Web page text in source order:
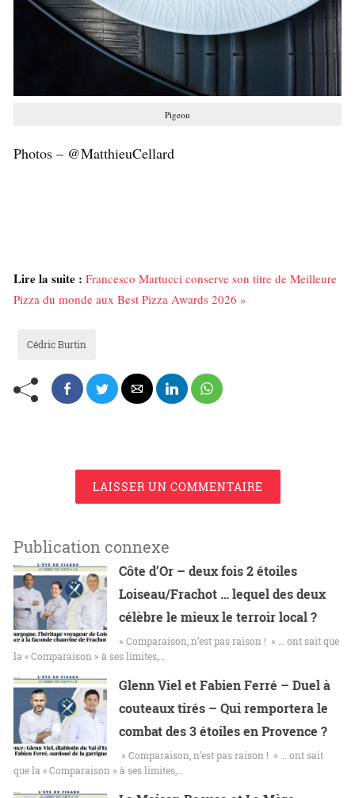
Pigeon
Photos – @MatthieuCellard
Lire la suite : Francesco Martucci conserve son titre de Meilleure
Pizza du monde aux Best Pizza Awards 2026 »
Cédric Burtin
LAISSER UN COMMENTAIRE
Publication connexe
Côte d’Or – deux fois 2 étoiles
Loiseau/Frachot … lequel des deux
célèbre le mieux le terroir local ?
» Comparaison, n’est pas raison ! » … ont sait que
la « Comparaison » à ses limites,…
Glenn Viel et Fabien Ferré – Duel à
couteaux tirés – Qui remportera le
combat des 3 étoiles en Provence ?
» Comparaison, n’est pas raison ! » … ont sait
que la « Comparaison » à ses limites,…